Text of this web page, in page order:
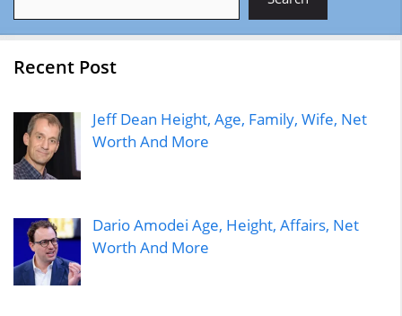
Recent Post
Jeff Dean Height, Age, Family, Wife, Net
Worth And More
Dario Amodei Age, Height, Affairs, Net
Worth And More